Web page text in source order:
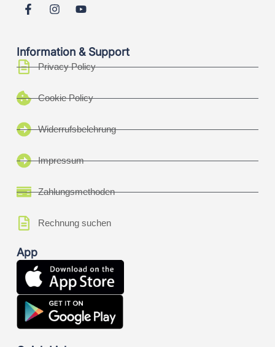
Information & Support
Privacy Policy
Cookie Policy
Widerrufsbelehrung
Impressum
Zahlungsmethoden
Rechnung suchen
App